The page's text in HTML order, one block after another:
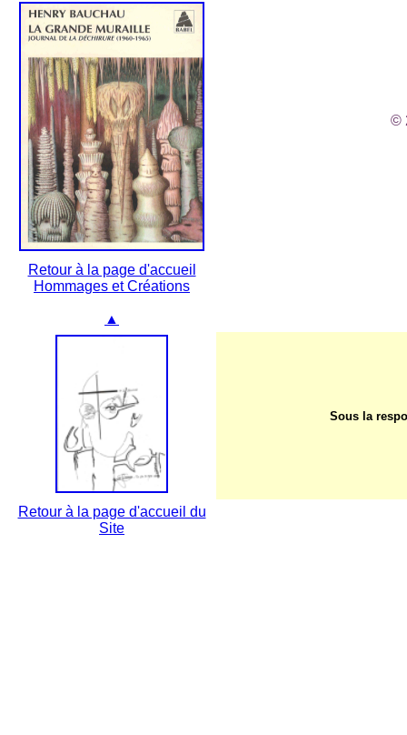
©
Retour à la page d'accueil
Hommages et Créations
▲
Sous la
Retour à la page d'accueil du
Site